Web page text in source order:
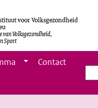
voor Volksgezondheid
van Volksgezondheid,
Sport
Contact
Zoeken